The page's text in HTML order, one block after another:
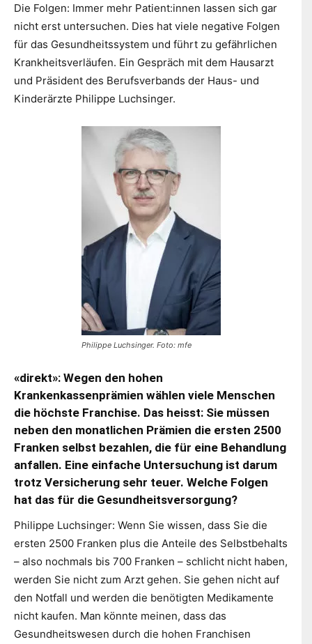
Die Folgen: Immer mehr Patient:innen lassen sich gar
nicht erst untersuchen. Dies hat viele negative Folgen
für das Gesundheitssystem und führt zu gefährlichen
Krankheitsverläufen. Ein Gespräch mit dem Hausarzt
und Präsident des Berufsverbands der Haus- und
Kinderärzte Philippe Luchsinger.
Philippe Luchsinger. Foto: mfe
«direkt»: Wegen den hohen
Krankenkassenprämien wählen viele Menschen
die höchste Franchise. Das heisst: Sie müssen
neben den monatlichen Prämien die ersten 2500
Franken selbst bezahlen, die für eine Behandlung
anfallen. Eine einfache Untersuchung ist darum
trotz Versicherung sehr teuer. Welche Folgen
hat das für die Gesundheitsversorgung?
Philippe Luchsinger: Wenn Sie wissen, dass Sie die
ersten 2500 Franken plus die Anteile des Selbstbehalts
– also nochmals bis 700 Franken – schlicht nicht haben,
werden Sie nicht zum Arzt gehen. Sie gehen nicht auf
den Notfall und werden die benötigten Medikamente
nicht kaufen. Man könnte meinen, dass das
Gesundheitswesen durch die hohen Franchisen